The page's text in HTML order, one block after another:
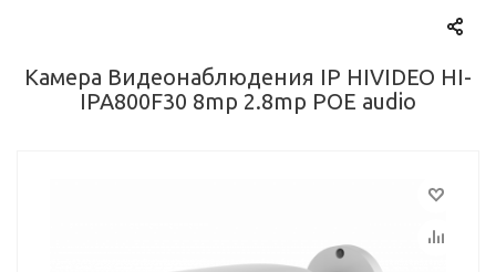
Камера Видеонаблюдения IP HIVIDEO HI-
IPA800F30 8mp 2.8mp POE audio